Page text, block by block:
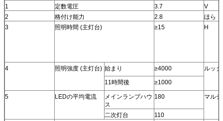
1
定数電圧 3.7
V
2
格付け能力 2.8
ほら
3
照明時間 (主灯台) ≥15 H
4 照明強度 (主灯台) 始まり ≥4000
ルッ
11時間後
≥1000
5 LEDの平均電流
メインランプハウ
ス
180 マルチ
二次灯台
110